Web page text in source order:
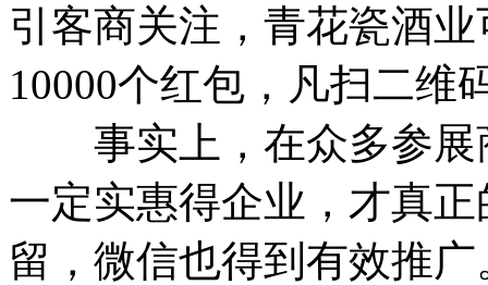
引客商关注，青花瓷酒
10000个红包，凡扫二维
事实上，在众多参展
一定实惠得企业，才真
留，微信也得到有效推广